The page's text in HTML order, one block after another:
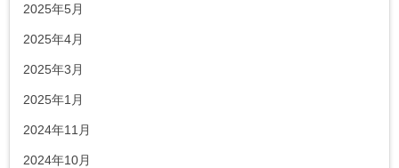
2025年5月
2025年4月
2025年3月
2025年1月
2024年11月
2024年10月